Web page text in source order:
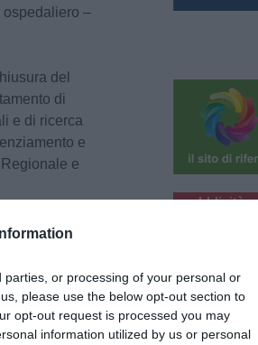
or processing of your personal or
please use the below opt-out section to
opt-out request is processed you may
information utilized by us or personal
ospedaliero –
del
di
e di ricerca
e
e
– Unifi
pubblicità